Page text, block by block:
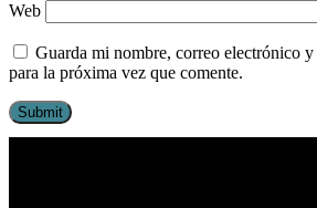
Web
Guarda mi nombre, correo electrónico
para la próxima vez que comente.